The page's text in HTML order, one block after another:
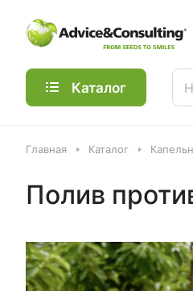
Каталог
Главная Каталог
Полив